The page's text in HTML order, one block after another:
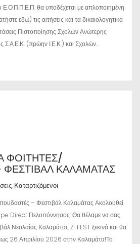
θα υποδέχεται με απλοποιημένη
εδώ) τις αιτήσεις και τα δικαιολογητικά
Πιστοποίησης Σχολών Ανώτερης
Σ.Α.Ε.Κ. (πρώην Ι.Ε.Κ.) και Σχολών…
ΦΟΙΤΗΤΈΣ/
ΚΑΛΑΜΆΤΑΣ
, Καταρτιζόμενοι
– Φεστιβάλ Καλαμάτας Ακολουθεί
Direct Πελοπόννησος: Θα θέλαμε να σας
Νεολαίας Καλαμάτας Z-FEST ξεκινά και θα
26 Απριλίου 2026 στην Καλαμάτα!Το